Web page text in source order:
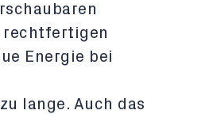
rechtfertigen
Energie bei
lange. Auch das